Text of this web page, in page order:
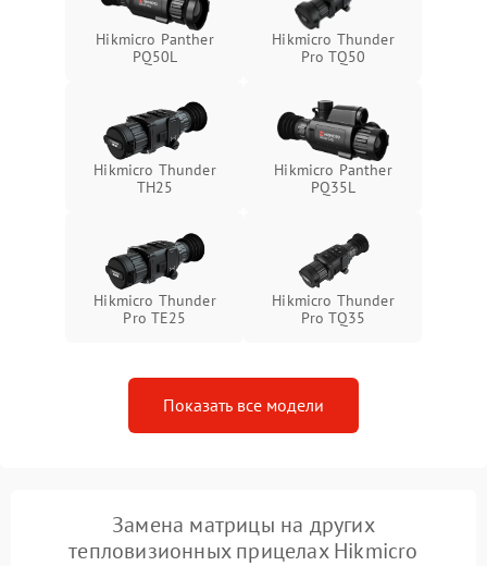
Неисправность системы
защиты от перегрева
1500 ₽ Подробнее →
Поломка системы защиты
от перенапряжения
Подробнее →
Поломка системы защиты
1500 ₽ Подробнее →
Hikmicro Panther
PQ50L
Hikmicro Thunder
Pro TQ50
Hikmicro Thunder
TH25
Hikmicro Panther
PQ35L
Hikmicro Thunder
Pro TE25
Hikmicro Thunder
Pro TQ35
Показать все модели
Замена матрицы на других
тепловизионных прицелах Hikmicro